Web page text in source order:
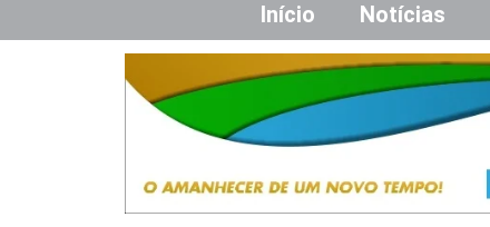
Início Notícias